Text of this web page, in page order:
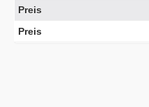
Preis
Preis